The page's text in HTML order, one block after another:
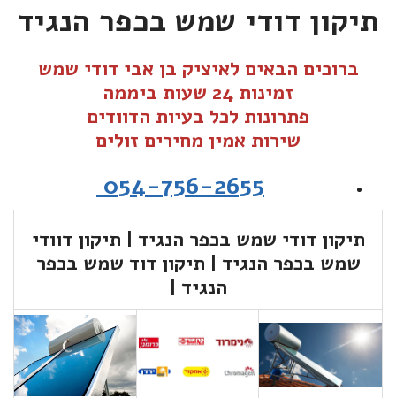
תיקון דודי שמש בכפר הנגיד
ברוכים הבאים לאיציק בן אבי דודי שמש
זמינות 24 שעות ביממה
פתרונות לכל בעיות הדוודים
שירות אמין מחירים זולים
054-756-2655
תיקון דודי שמש בכפר הנגיד | תיקון דוודי
שמש בכפר הנגיד | תיקון דוד שמש בכפר
הנגיד |